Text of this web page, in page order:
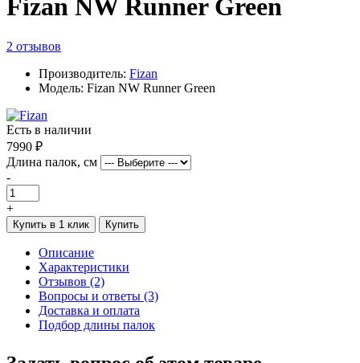
Fizan NW Runner Green
2 отзывов
Производитель: Fizan
Модель: Fizan NW Runner Green
Есть в наличии
7990 ₽
Длина палок, см
-
+
Купить в 1 клик Купить
Описание
Характеристики
Отзывов (2)
Вопросы и ответы (3)
Доставка и оплата
Подбор длины палок